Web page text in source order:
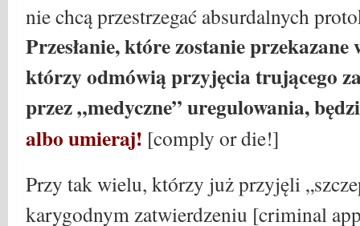
nie chcą przestrzegać absurdalnych
Przesłanie, które zostanie
którzy odmówią przyjęcia trującego
przez „medyczne” uregulowania,
albo umieraj! [comply or die!]
Przy tak wielu, którzy już przyjęli
karygodnym zatwierdzeniu [criminal